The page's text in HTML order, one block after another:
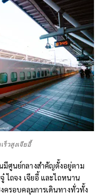
วสูงเจียอี้
มีศูนย์กลางสำคัญตั้งอยู่ตาม
ไถจง เจียอี้ และไถหนาน
ครอบคลุมการเดินทางทั่วทั้ง